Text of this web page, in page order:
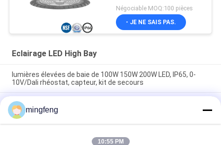
100W 150W 200W
Négociable MOQ:100 pièces
- JE NE SAIS PAS.
Eclairage LED High Bay
lumières élevées de baie de 100W 150W 200W LED, IP65, 0-
10V/Dali rhéostat, capteur, kit de secours
Plafond haut 60W 100W 150W 200W de lumière de baie d'UFO
LED de NSF IP66 pour l'industrie de transformation alimentaire
mingfeng
10:55 PM